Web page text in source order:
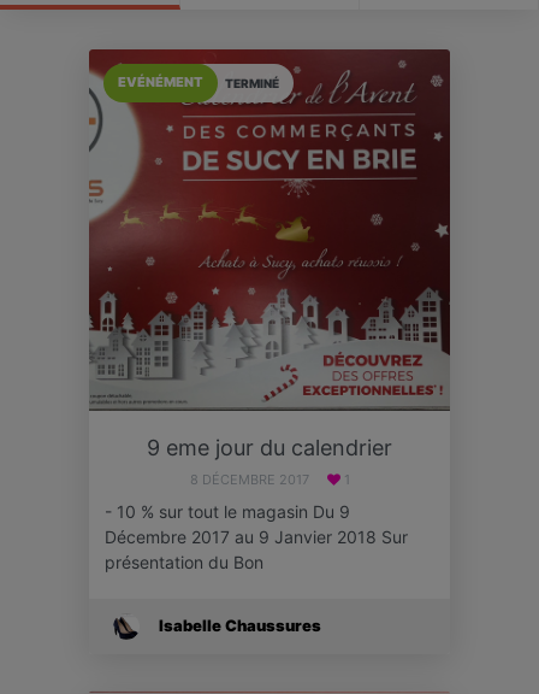
TERMINÉ
EVÉNÉMENT
9 eme jour du calendrier
8 DÉCEMBRE 2017 1
- 10 % sur tout le magasin Du 9
Décembre 2017 au 9 Janvier 2018 Sur
présentation du Bon
Isabelle Chaussures